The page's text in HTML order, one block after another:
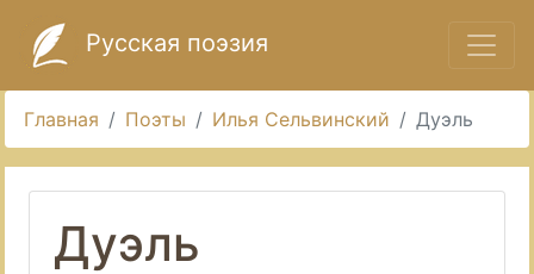
Русская поэзия
Главная Поэты Илья Сельвинский Дуэль
Дуэль